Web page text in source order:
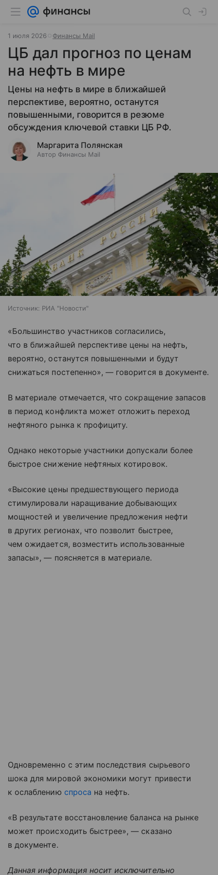
1 июля 2026 Финансы Mail
ЦБ дал прогноз по ценам
на нефть в мире
Цены на нефть в мире в ближайшей
перспективе, вероятно, останутся
повышенными, говорится в резюме
обсуждения ключевой ставки ЦБ РФ.
Маргарита Полянская
Автор Финансы Mail
Источник: РИА "Новости"
«Большинство участников согласились,
что в ближайшей перспективе цены на нефть,
вероятно, останутся повышенными и будут
снижаться постепенно», — говорится в документе.
В материале отмечается, что сокращение запасов
в период конфликта может отложить переход
нефтяного рынка к профициту.
Однако некоторые участники допускали более
быстрое снижение нефтяных котировок.
«Высокие цены предшествующего периода
стимулировали наращивание добывающих
мощностей и увеличение предложения нефти
в других регионах, что позволит быстрее,
чем ожидается, возместить использованные
запасы», — поясняется в материале.
Одновременно с этим последствия сырьевого
шока для мировой экономики могут привести
к ослаблению спроса на нефть.
«В результате восстановление баланса на рынке
может происходить быстрее», — сказано
в документе.
Данная информация носит исключительно